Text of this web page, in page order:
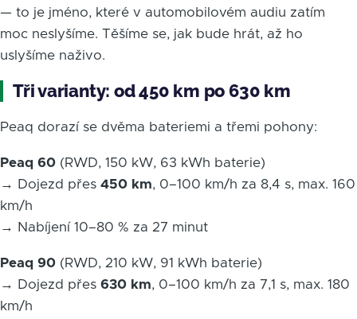
— to je jméno, které v automobilovém audiu zatím
moc neslyšíme. Těšíme se, jak bude hrát, až ho
uslyšíme naživo.
Tři varianty: od 450 km po 630 km
Peaq dorazí se dvěma bateriemi a třemi pohony:
Peaq 60 (RWD, 150 kW, 63 kWh baterie)
→ Dojezd přes 450 km, 0–100 km/h za 8,4 s, max. 160
km/h
→ Nabíjení 10–80 % za 27 minut
Peaq 90 (RWD, 210 kW, 91 kWh baterie)
→ Dojezd přes 630 km, 0–100 km/h za 7,1 s, max. 180
km/h